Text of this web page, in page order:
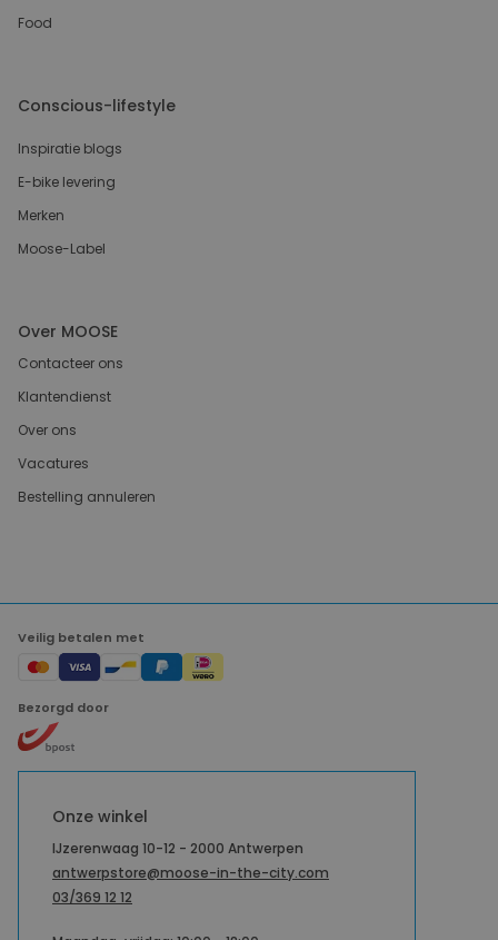
Food
Conscious-lifestyle
Inspiratie blogs
E-bike levering
Merken
Moose-Label
Over MOOSE
Contacteer ons
Klantendienst
Over ons
Vacatures
Bestelling annuleren
Veilig betalen met
Bezorgd door
Onze winkel
IJzerenwaag 10-12 - 2000 Antwerpen
antwerpstore@moose-in-the-city.com
03/369 12 12